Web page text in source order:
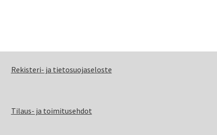
Rekisteri- ja tietosuojaseloste
Tilaus- ja toimitusehdot